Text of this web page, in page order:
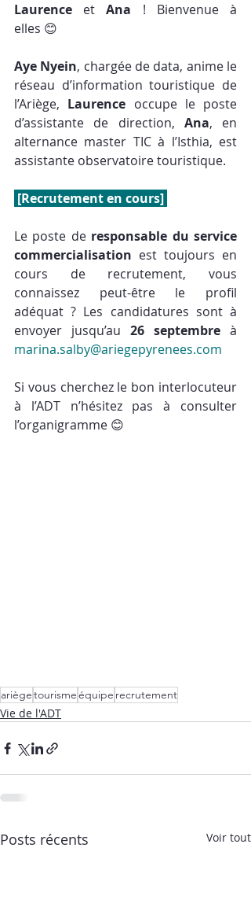
Laurence et Ana ! Bienvenue à
elles 😊
Aye Nyein, chargée de data, anime le
réseau d’information touristique de
l’Ariège, Laurence occupe le poste
d’assistante de direction, Ana, en
alternance master TIC à l’Isthia, est
assistante observatoire touristique.
[Recrutement en cours]
Le poste de responsable du service
commercialisation est toujours en
cours de recrutement, vous
connaissez peut-être le profil
adéquat ? Les candidatures sont à
envoyer jusqu’au 26 septembre
marina.salby@ariegepyrenees.com
Si vous cherchez le bon interlocuteur
à l’ADT n’hésitez pas à consulter
l’organigramme 😊
ariègetourismeéquipe recrutement
Vie de l'ADT
Posts récents Voir tout